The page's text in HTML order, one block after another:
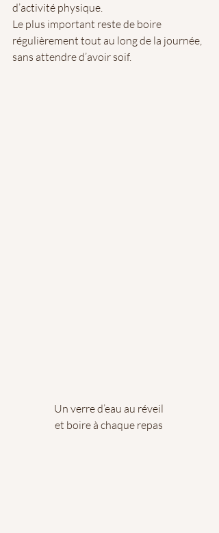
d’activité physique.
Le plus important reste de boire
régulièrement tout au long de la journée,
sans attendre d’avoir soif.
Un verre d’eau au réveil
et boire à chaque repas